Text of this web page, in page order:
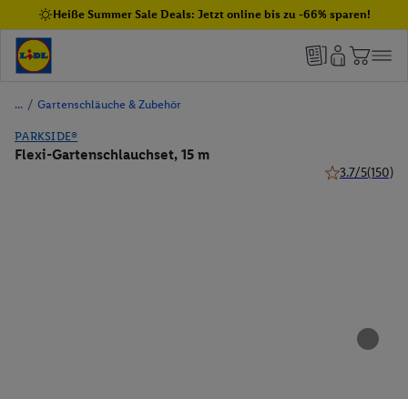
Heiße Summer Sale Deals: Jetzt online bis zu -66% sparen!
/ Gartenschläuche & Zubehör
PARKSIDE®
Flexi-Gartenschlauchset, 15 m
3.7/5(150)